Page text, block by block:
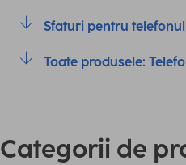
Sfaturi pentru
Toate produsele:
Categorii de